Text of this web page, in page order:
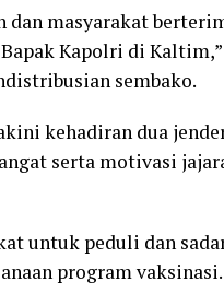
dan masyarakat
Kapolri di
sembako.
kehadiran dua
serta motivasi
untuk peduli dan
program vaksinasi.